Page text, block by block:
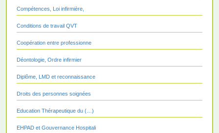
Compétences, Loi infirmière,
Conditions de travail QVT
Coopération entre professionne
Déontologie, Ordre infirmier
Diplôme, LMD et reconnaissance
Droits des personnes soignées
Education Thérapeutique du (…)
EHPAD et Gouvernance Hospitali